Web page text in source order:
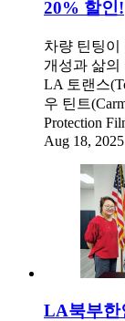
20% 할인!
차량 틴팅이
개성과 삶의
LA 토랜스
우 틴트
Protection
Aug 18,
LA북부한